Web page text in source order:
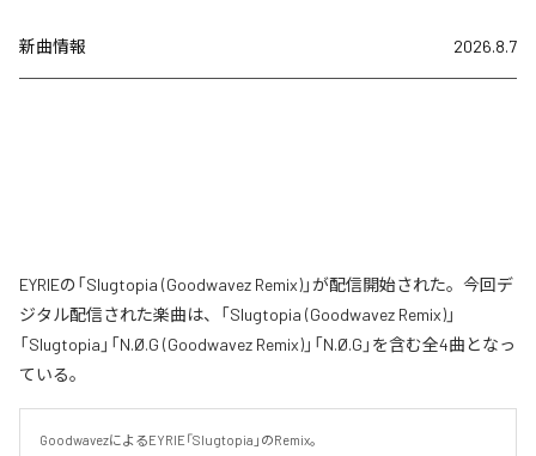
新曲情報 2026.8.7
EYRIEの「Slugtopia (Goodwavez Remix)」が配信開始された。今回デ
ジタル配信された楽曲は、「Slugtopia (Goodwavez Remix)」
「Slugtopia」「N.Ø.G (Goodwavez Remix)」「N.Ø.G」を含む全4曲となっ
ている。
GoodwavezによるEYRIE「Slugtopia」のRemix。